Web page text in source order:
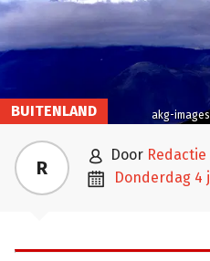
akg-
BUITENLAND
R  door Redactie
 donderdag 4